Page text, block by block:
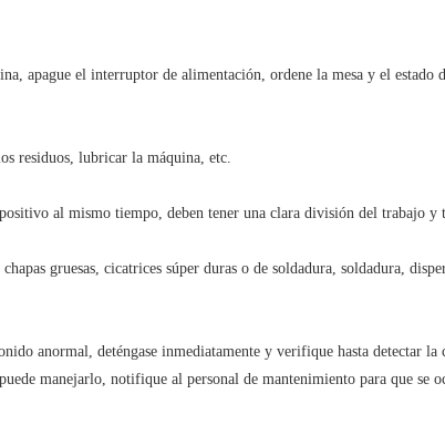
apague el interruptor de alimentación, ordene la mesa y el estado
residuos, lubricar la máquina, etc.
al mismo tiempo, deben tener una clara división del trabajo y
gruesas, cicatrices súper duras o de soldadura, soldadura,
anormal, deténgase inmediatamente y verifique hasta detectar la
manejarlo, notifique al personal de mantenimiento para que se